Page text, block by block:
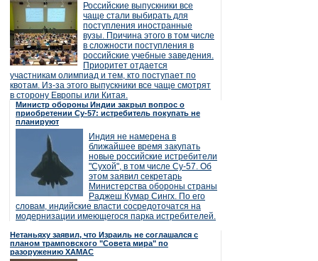
Российские выпускники все
чаще стали выбирать для
поступления иностранные
вузы. Причина этого в том числе
в сложности поступления в
российские учебные заведения.
Приоритет отдается
участникам олимпиад и тем, кто поступает по
квотам. Из-за этого выпускники все чаще смотрят
в сторону Европы или Китая.
Министр обороны Индии закрыл вопрос о
приобретении Су-57: истребитель покупать не
планируют
Индия не намерена в
ближайшее время закупать
новые российские истребители
"Сухой", в том числе Су-57. Об
этом заявил секретарь
Министерства обороны страны
Раджеш Кумар Сингх. По его
словам, индийские власти сосредоточатся на
модернизации имеющегося парка истребителей.
Нетаньяху заявил, что Израиль не соглашался с
планом трамповского "Совета мира" по
разоружению ХАМАС